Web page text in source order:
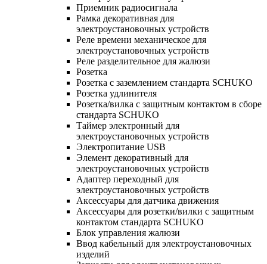
Приемник радиосигнала
Рамка декоративная для
электроустановочных устройств
Реле времени механическое для
электроустановочных устройств
Реле разделительное для жалюзи
Розетка
Розетка с заземлением стандарта SCHUKO
Розетка удлинителя
Розетка/вилка с защитным контактом в сборе
стандарта SCHUKO
Таймер электронный для
электроустановочных устройств
Электропитание USB
Элемент декоративный для
электроустановочных устройств
Адаптер переходный для
электроустановочных устройств
Аксессуары для датчика движения
Аксессуары для розетки/вилки с защитным
контактом стандарта SCHUKO
Блок управления жалюзи
Ввод кабельный для электроустановочных
изделий